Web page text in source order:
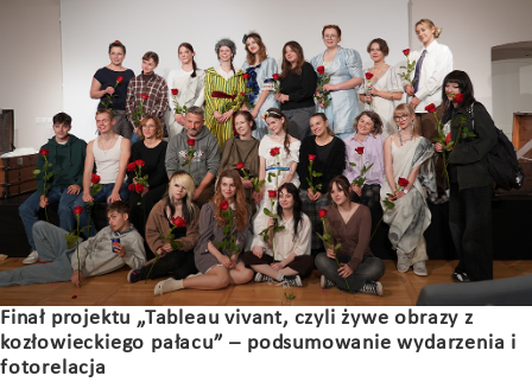
Finał projektu „Tableau vivant, czyli żywe obrazy z
kozłowieckiego pałacu” – podsumowanie wydarzenia i
fotorelacja